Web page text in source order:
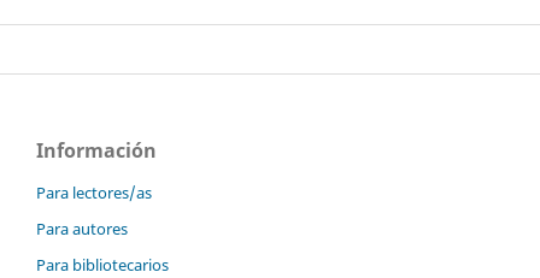
Información
Para lectores/as
Para autores
Para bibliotecarios